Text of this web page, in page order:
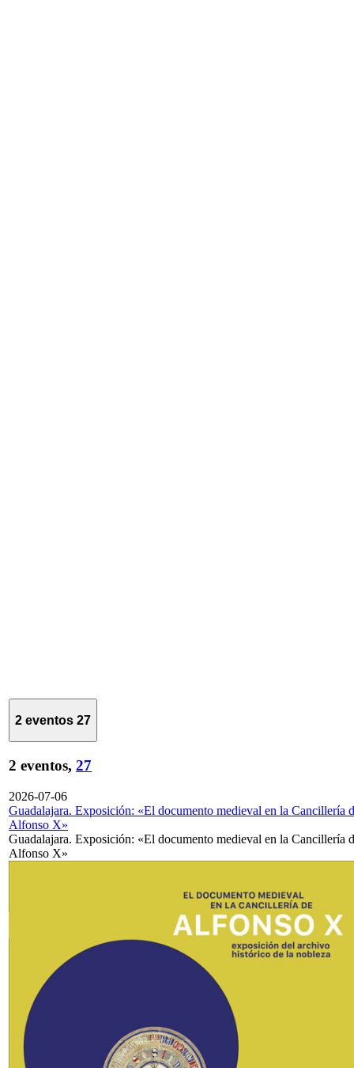
2 eventos 27
2 eventos, 27
2026-07-06
Guadalajara. Exposición: «El documento medieval en la Cancillería
Alfonso X»
Guadalajara. Exposición: «El documento medieval en la Cancillería
Alfonso X»